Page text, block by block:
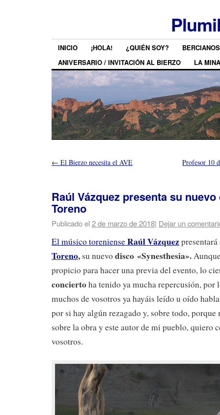
INICIO ¡HOLA! ¿QUIÉN SOY?
ANIVERSARIO / INVITACIÓN AL BIERZO
LA MINA
← El Bierzo necesita el AVE Profesor 10
Raúl Vázquez presenta su
Toreno
Publicado el2 de marzo de 2018| Dejar un
El músico torenienseRaúl Vázquezpresentará
Toreno, su nuevodisco «Synesthesia».
propicio para hacer una previa del evento, lo
conciertoha tenido ya mucha repercusión, por
muchos de vosotros ya hayáis leído u oído
por si hay algún rezagado y, sobre todo, porque
sobre la obra y este autor de mi pueblo, quiero
vosotros.